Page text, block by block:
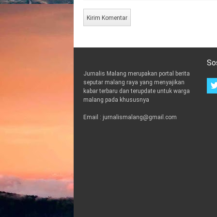
Jurnalis Malang merupakan portal berita
seputar malang raya yang menyajikan
kabar terbaru dan terupdate untuk warga
malang pada khususnya
Email : jurnalismalang@gmail.com